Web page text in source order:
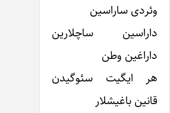
ساراسین
ساچلارین
وطن
ایگیت سئوگیدن
باغیشلار